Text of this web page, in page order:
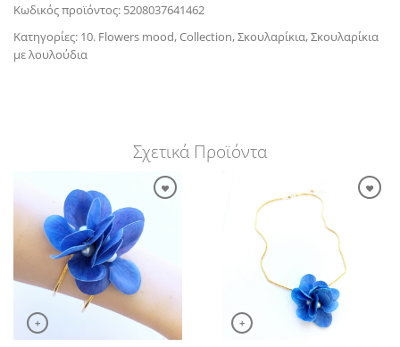
Κωδικός προϊόντος: 5208037641462
Κατηγορίες: 10. Flowers mood,Collection,Σκουλαρίκια,Σκουλαρίκια
με λουλούδια
Σχετικά Προϊόντα
+ +